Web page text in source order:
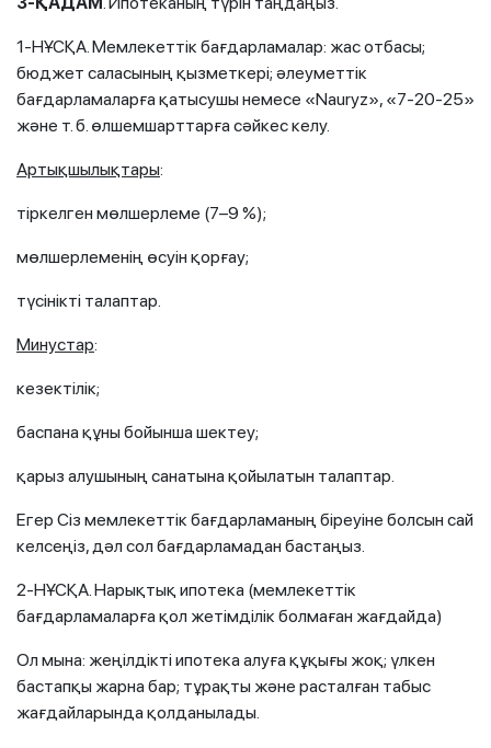
1-НҰСҚА. Мемлекеттік бағдарламалар: жас отбасы;
бюджет саласының қызметкері; әлеуметтік
бағдарламаларға қатысушы немесе «Nauryz», «7-20-25»
және т. б. өлшемшарттарға сәйкес келу.
Артықшылықтары:
тіркелген мөлшерлеме (7–9 %);
мөлшерлеменің өсуін қорғау;
түсінікті талаптар.
Минустар:
кезектілік;
баспана құны бойынша шектеу;
қарыз алушының санатына қойылатын талаптар.
Егер Сіз мемлекеттік бағдарламаның біреуіне болсын сай
келсеңіз, дәл сол бағдарламадан бастаңыз.
2-НҰСҚА. Нарықтық ипотека (мемлекеттік
бағдарламаларға қол жетімділік болмаған жағдайда)
Ол мына: жеңілдікті ипотека алуға құқығы жоқ; үлкен
бастапқы жарна бар; тұрақты және расталған табыс
жағдайларында қолданылады.